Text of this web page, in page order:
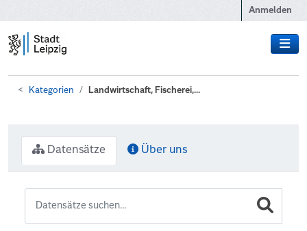
Anmelden
Kategorien Landwirtschaft, Fischerei,...
Datensätze Über uns